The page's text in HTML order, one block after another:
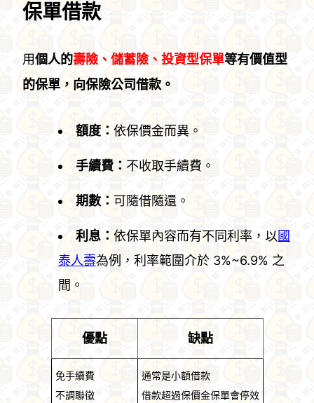
保單借款
用個人的壽險、儲蓄險、投資型保單等有價值型
的保單，向保險公司借款。
額度： 依保價金而異。
手續費： 不收取手續費。
期數： 可隨借隨還。
利息： 依保單內容而有不同利率，以國
泰人壽為例，利率範圍介於 3%~6.9% 之
間。
優點 缺點
免手續費
不調聯徵
通常是小額借款
借款超過保價金保單會停效